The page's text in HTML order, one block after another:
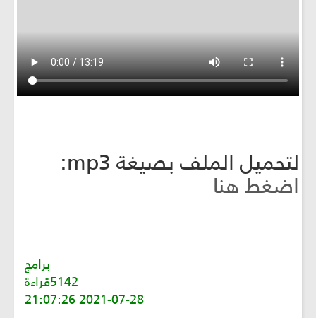
لتحميل الملف بصيغة mp3:
اضغط هنا
برامج
5142قراءة
2021-07-28 21:07:26